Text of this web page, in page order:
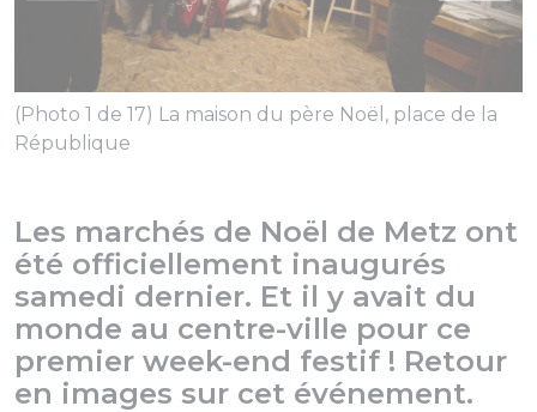
(Photo 1 de 17) La maison du père Noël, place de la
République
Les marchés de Noël de Metz ont
été officiellement inaugurés
samedi dernier. Et il y avait du
monde au centre-ville pour ce
premier week-end festif ! Retour
en images sur cet événement.